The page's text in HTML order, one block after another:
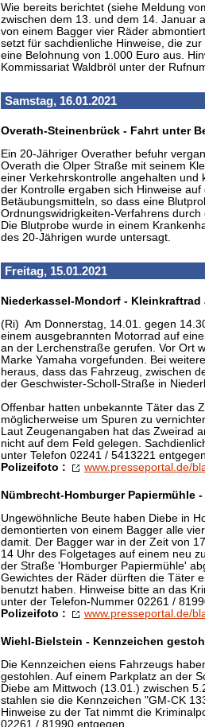
Wie bereits berichtet (siehe Meldung
zwischen dem 13. und dem 14. Januar
von einem Bagger vier Räder
setzt für sachdienliche Hinweise, die
eine Belohnung von 1.000 Euro aus.
Kommissariat Waldbröl unter der
Samstag, 16.01.2021
Overath-Steinenbrück - Fahrt unter
Ein 20-Jähriger Overather befuhr
Overath die Olper Straße mit seinem
einer Verkehrskontrolle angehalten und
der Kontrolle ergaben sich Hinweise auf
Betäubungsmitteln, so dass eine
Ordnungswidrigkeiten-Verfahrens
Die Blutprobe wurde in einem
des 20-Jährigen wurde untersagt.
Freitag, 15.01.2021
Niederkassel-Mondorf -
(Ri) Am Donnerstag, 14.01. gegen
einem ausgebrannten Motorrad auf
an der Lerchenstraße gerufen. Vor Ort
Marke Yamaha vorgefunden. Bei
heraus, dass das Fahrzeug, zwischen
der Geschwister-Scholl-Straße in
Offenbar hatten unbekannte Täter das
möglicherweise um Spuren zu
Laut Zeugenangaben hat das Zweirad
nicht auf dem Feld gelegen.
unter Telefon 02241 / 5413221
Polizeifoto :
www.presseportal.de/
Nümbrecht-Homburger Papiermühle
Ungewöhnliche Beute haben Diebe in
demontierten von einem Bagger alle
damit. Der Bagger war in der Zeit von
14 Uhr des Folgetages auf einem neu
der Straße 'Homburger Papiermühle'
Gewichtes der Räder dürften die Täter
benutzt haben. Hinweise bitte an das
unter der Telefon-Nummer 02261 /
Polizeifoto :
www.presseportal.de/
Wiehl-Bielstein - Kennzeichen
Die Kennzeichen eiens Fahrzeugs
gestohlen. Auf einem Parkplatz an der
Diebe am Mittwoch (13.01.) zwischen
stahlen sie die Kennzeichen "GM-CK
Hinweise zu der Tat nimmt die
02261 / 81990 entgegen.